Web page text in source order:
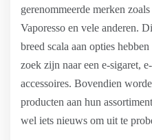
gerenommeerde merken
Vaporesso en vele anderen.
breed scala aan opties
zoek zijn naar een e-sigaret,
accessoires. Bovendien
producten aan hun
wel iets nieuws om uit te